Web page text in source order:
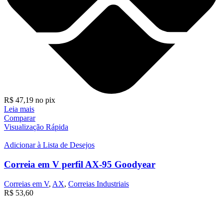
R$ 47,19 no pix
Leia mais
Comparar
Visualização Rápida
Adicionar à Lista de Desejos
Correia em V perfil AX-95 Goodyear
Correias em V, AX, Correias Industriais
R$ 53,60